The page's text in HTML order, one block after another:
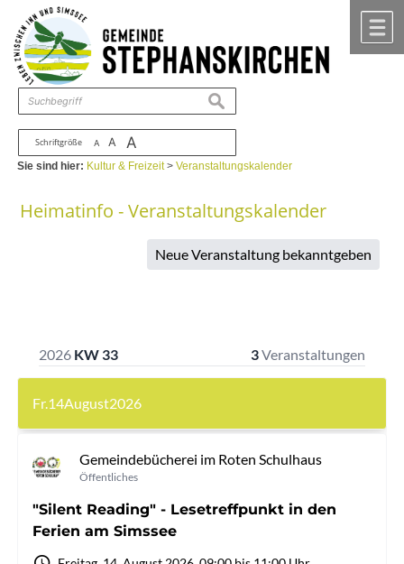
Zum Inhalt ,zur Navigation
Schriftgröße A A A
suchen
Sie sind hier: Kultur & Freizeit>Veranstaltungskalender
Heimatinfo - Veranstaltungskalender